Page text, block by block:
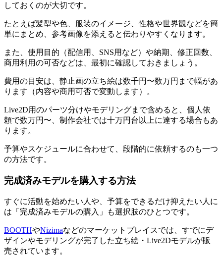
しておくのが大切です。
たとえば髪型や色、服装のイメージ、性格や世界観などを簡
単にまとめ、参考画像を添えると伝わりやすくなります。
また、使用目的（配信用、SNS用など）や納期、修正回数、
商用利用の可否などは、最初に確認しておきましょう。
費用の目安は、静止画の立ち絵は数千円〜数万円まで幅があ
ります（内容や商用可否で変動します）。
Live2D用のパーツ分けやモデリングまで含めると、個人依
頼で数万円〜、制作会社では十万円台以上に達する場合もあ
ります。
予算やスケジュールに合わせて、段階的に依頼するのも一つ
の方法です。
完成済みモデルを購入する方法
すぐに活動を始めたい人や、予算をできるだけ抑えたい人に
は「完成済みモデルの購入」も選択肢のひとつです。
BOOTHやNizimaなどのマーケットプレイスでは、すでにデ
ザインやモデリングが完了した立ち絵・Live2Dモデルが販
売されています。